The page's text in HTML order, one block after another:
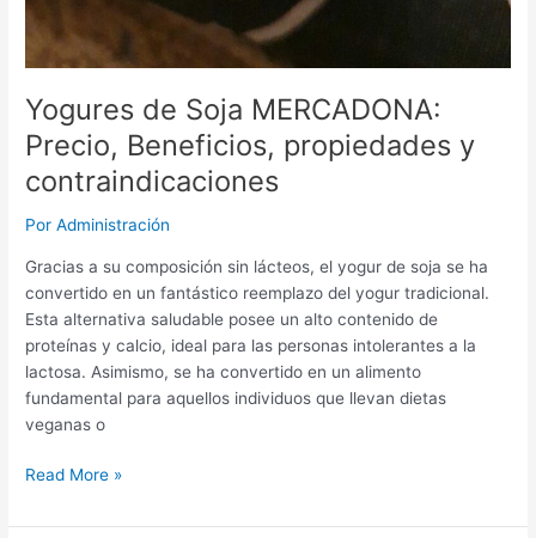
Yogures de Soja MERCADONA:
Precio, Beneficios, propiedades y
contraindicaciones
PorAdministración
Gracias a su composición sin lácteos, el yogur de soja se ha
convertido en un fantástico reemplazo del yogur tradicional.
Esta alternativa saludable posee un alto contenido de
proteínas y calcio, ideal para las personas intolerantes a la
lactosa. Asimismo, se ha convertido en un alimento
fundamental para aquellos individuos que llevan dietas
veganas o
Yogures
Soja
Read More »